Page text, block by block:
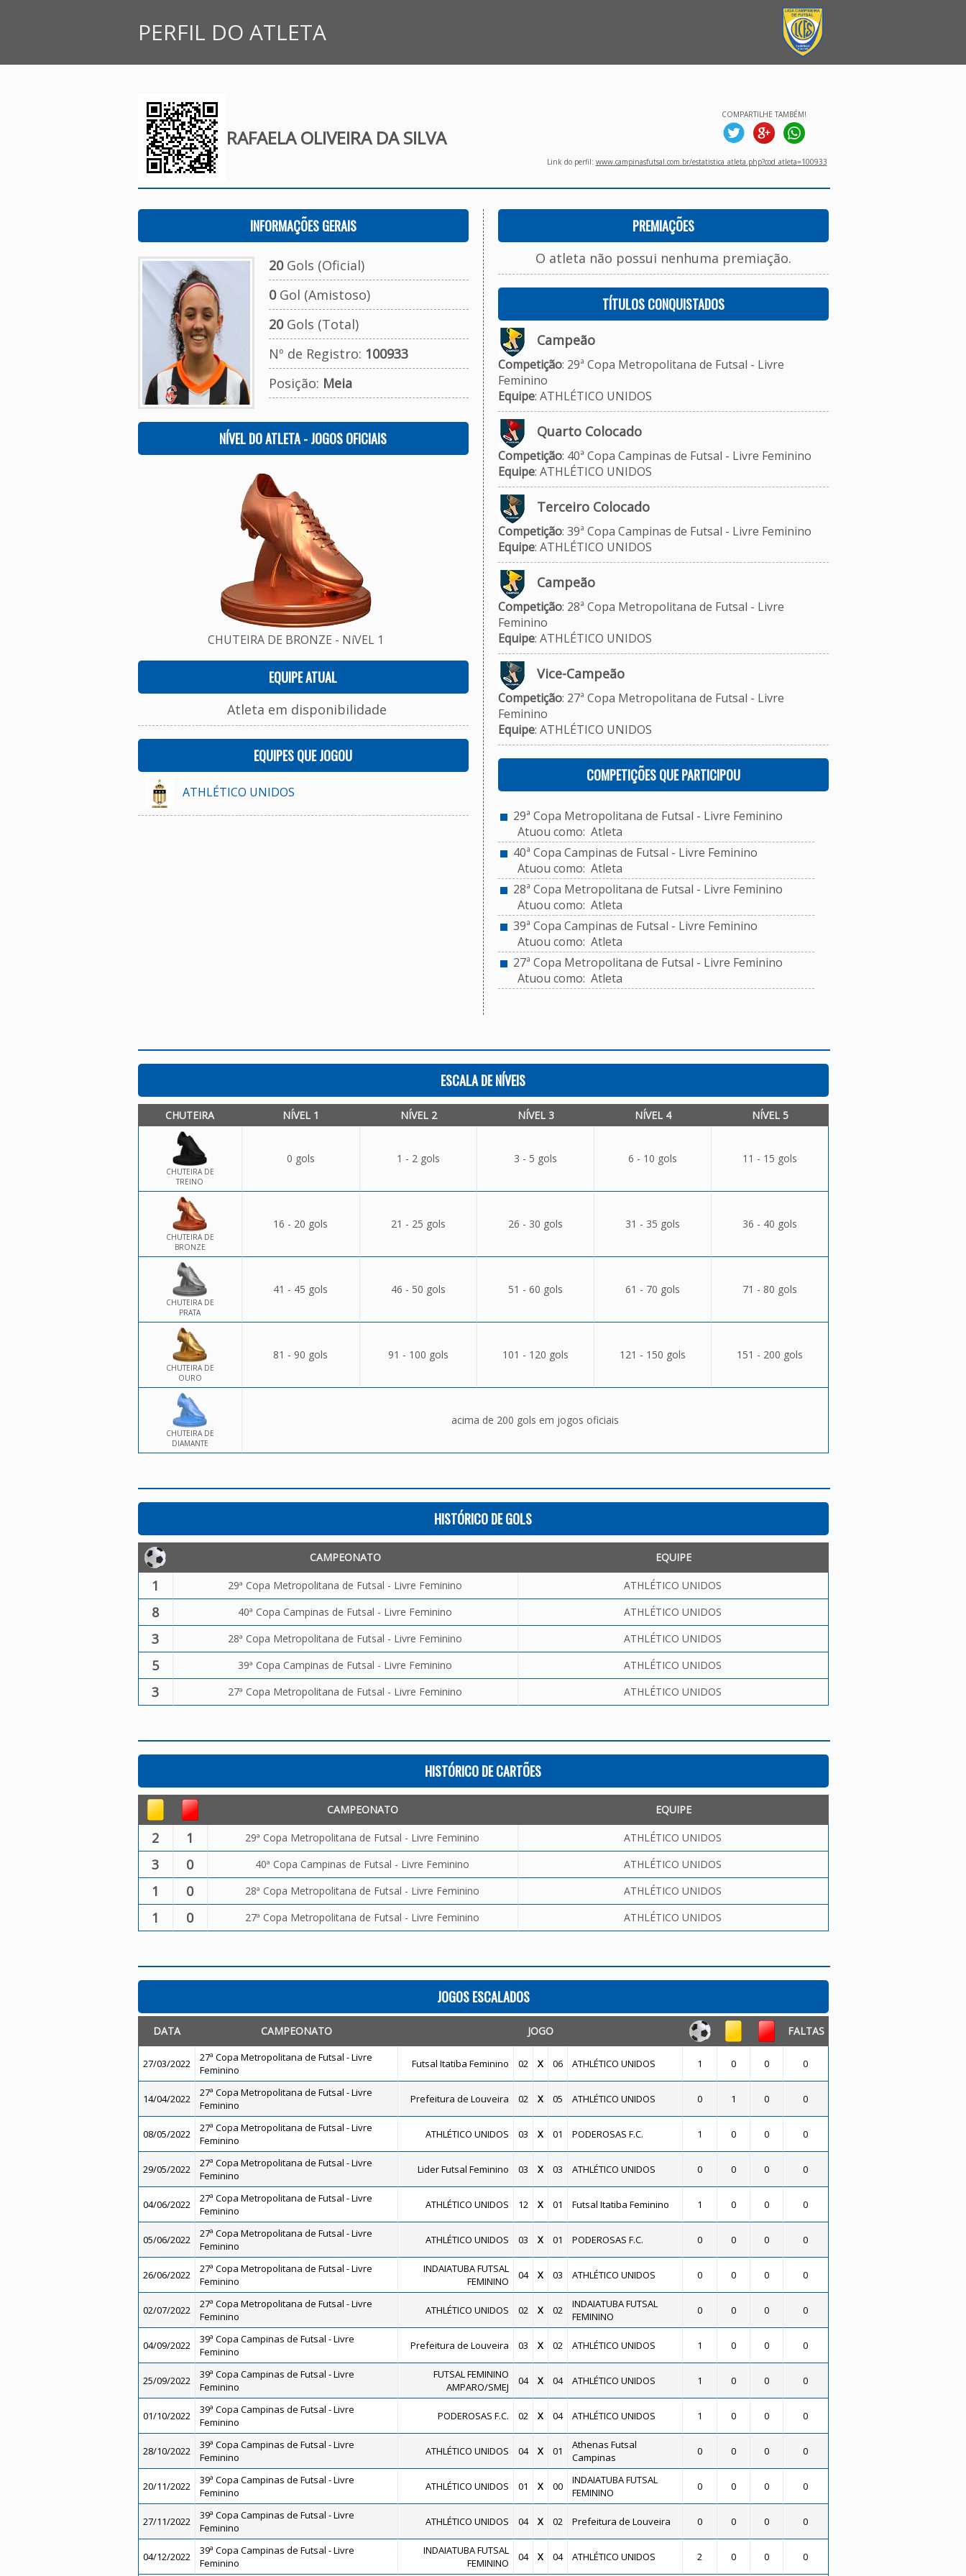
PERFIL DO ATLETA
RAFAELA OLIVEIRA DA SILVA
COMPARTILHE TAMBÉM!
Link do perfil: www.campinasfutsal.com.br/estatistica_atleta.php?cod_atleta=100933
INFORMAÇÕES GERAIS
20Gols (Oficial)
0Gol (Amistoso)
20Gols (Total)
Nº de Registro: 100933
Posição: Meia
NÍVEL DO ATLETA - JOGOS OFICIAIS
CHUTEIRA DE BRONZE - NíVEL 1
EQUIPE ATUAL
Atleta em disponibilidade
EQUIPES QUE JOGOU
ATHLÉTICO UNIDOS
PREMIAÇÕES
O atleta não possui nenhuma premiação.
TÍTULOS CONQUISTADOS
Campeão
Competição: 29ª Copa Metropolitana de Futsal - Livre
Feminino
Equipe: ATHLÉTICO UNIDOS
Quarto Colocado
Competição: 40ª Copa Campinas de Futsal - Livre Feminino
Equipe: ATHLÉTICO UNIDOS
Terceiro Colocado
Competição: 39ª Copa Campinas de Futsal - Livre Feminino
Equipe: ATHLÉTICO UNIDOS
Campeão
Competição: 28ª Copa Metropolitana de Futsal - Livre
Feminino
Equipe: ATHLÉTICO UNIDOS
Vice-Campeão
Competição: 27ª Copa Metropolitana de Futsal - Livre
Feminino
Equipe: ATHLÉTICO UNIDOS
COMPETIÇÕES QUE PARTICIPOU
29ª Copa Metropolitana de Futsal - Livre Feminino
Atuou como: Atleta
40ª Copa Campinas de Futsal - Livre Feminino
Atuou como: Atleta
28ª Copa Metropolitana de Futsal - Livre Feminino
Atuou como: Atleta
39ª Copa Campinas de Futsal - Livre Feminino
Atuou como: Atleta
27ª Copa Metropolitana de Futsal - Livre Feminino
Atuou como: Atleta
ESCALA DE NÍVEIS
CHUTEIRA NÍVEL 1 NÍVEL 2 NÍVEL 3 NÍVEL 4 NÍVEL 5
CHUTEIRA DE
TREINO
0 gols 1 - 2 gols 3 - 5 gols 6 - 10 gols 11 - 15 gols
CHUTEIRA DE
BRONZE
16 - 20 gols 21 - 25 gols 26 - 30 gols 31 - 35 gols 36 - 40 gols
CHUTEIRA DE
PRATA
41 - 45 gols 46 - 50 gols 51 - 60 gols 61 - 70 gols 71 - 80 gols
CHUTEIRA DE
OURO
81 - 90 gols 91 - 100 gols 101 - 120 gols 121 - 150 gols 151 - 200 gols
CHUTEIRA DE
DIAMANTE
acima de 200 gols em jogos oficiais
HISTÓRICO DE GOLS
CAMPEONATO EQUIPE
1 29ª Copa Metropolitana de Futsal - Livre Feminino ATHLÉTICO UNIDOS
8 40ª Copa Campinas de Futsal - Livre Feminino ATHLÉTICO UNIDOS
3 28ª Copa Metropolitana de Futsal - Livre Feminino ATHLÉTICO UNIDOS
5 39ª Copa Campinas de Futsal - Livre Feminino ATHLÉTICO UNIDOS
3 27ª Copa Metropolitana de Futsal - Livre Feminino ATHLÉTICO UNIDOS
HISTÓRICO DE CARTÕES
CAMPEONATO EQUIPE
2 1 29ª Copa Metropolitana de Futsal - Livre Feminino ATHLÉTICO UNIDOS
3 0 40ª Copa Campinas de Futsal - Livre Feminino ATHLÉTICO UNIDOS
1 0 28ª Copa Metropolitana de Futsal - Livre Feminino ATHLÉTICO UNIDOS
1 0 27ª Copa Metropolitana de Futsal - Livre Feminino ATHLÉTICO UNIDOS
JOGOS ESCALADOS
DATA CAMPEONATO JOGO FALTAS
27/03/2022
27ª Copa Metropolitana de Futsal - Livre
Feminino
Futsal Itatiba Feminino 02 X 06 ATHLÉTICO UNIDOS 1 0 0 0
14/04/2022
27ª Copa Metropolitana de Futsal - Livre
Feminino
Prefeitura de Louveira 02 X 05 ATHLÉTICO UNIDOS 0 1 0 0
08/05/2022
27ª Copa Metropolitana de Futsal - Livre
Feminino
ATHLÉTICO UNIDOS 03 X 01 PODEROSAS F.C. 1 0 0 0
29/05/2022
27ª Copa Metropolitana de Futsal - Livre
Feminino
Lider Futsal Feminino 03 X 03 ATHLÉTICO UNIDOS 0 0 0 0
04/06/2022
27ª Copa Metropolitana de Futsal - Livre
Feminino
ATHLÉTICO UNIDOS 12 X 01 Futsal Itatiba Feminino 1 0 0 0
05/06/2022
27ª Copa Metropolitana de Futsal - Livre
Feminino
ATHLÉTICO UNIDOS 03 X 01 PODEROSAS F.C. 0 0 0 0
26/06/2022
27ª Copa Metropolitana de Futsal - Livre
Feminino
INDAIATUBA FUTSAL
FEMININO
04 X 03 ATHLÉTICO UNIDOS 0 0 0 0
02/07/2022
27ª Copa Metropolitana de Futsal - Livre
Feminino
ATHLÉTICO UNIDOS 02 X 02
INDAIATUBA FUTSAL
FEMININO
0 0 0 0
04/09/2022
39ª Copa Campinas de Futsal - Livre
Feminino
Prefeitura de Louveira 03 X 02 ATHLÉTICO UNIDOS 1 0 0 0
25/09/2022
39ª Copa Campinas de Futsal - Livre
Feminino
FUTSAL FEMININO
AMPARO/SMEJ
04 X 04 ATHLÉTICO UNIDOS 1 0 0 0
01/10/2022
39ª Copa Campinas de Futsal - Livre
Feminino
PODEROSAS F.C. 02 X 04 ATHLÉTICO UNIDOS 1 0 0 0
28/10/2022
39ª Copa Campinas de Futsal - Livre
Feminino
ATHLÉTICO UNIDOS 04 X 01
Athenas Futsal
Campinas
0 0 0 0
20/11/2022
39ª Copa Campinas de Futsal - Livre
Feminino
ATHLÉTICO UNIDOS 01 X 00
INDAIATUBA FUTSAL
FEMININO
0 0 0 0
27/11/2022
39ª Copa Campinas de Futsal - Livre
Feminino
ATHLÉTICO UNIDOS 04 X 02 Prefeitura de Louveira 0 0 0 0
04/12/2022
39ª Copa Campinas de Futsal - Livre
Feminino
INDAIATUBA FUTSAL
FEMININO
04 X 04 ATHLÉTICO UNIDOS 2 0 0 0